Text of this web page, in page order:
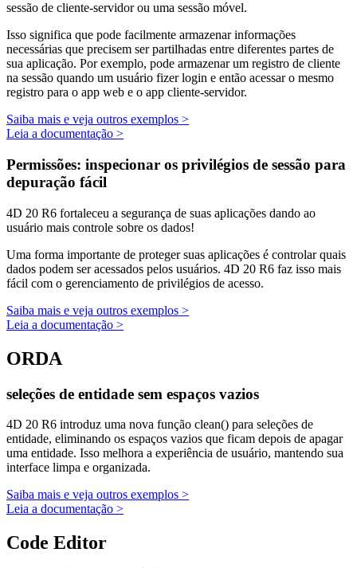
sessão de cliente-servidor ou uma sessão móvel.
Isso significa que pode facilmente armazenar informações
necessárias que precisem ser partilhadas entre diferentes partes de
sua aplicação. Por exemplo, pode armazenar um registro de cliente
na sessão quando um usuário fizer login e então acessar o mesmo
registro para o app web e o app cliente-servidor.
Saiba mais e veja outros exemplos >
Leia a documentação >
Permissões: inspecionar os privilégios de sessão para
depuração fácil
4D 20 R6 fortaleceu a segurança de suas aplicações dando ao
usuário mais controle sobre os dados!
Uma forma importante de proteger suas aplicações é controlar quais
dados podem ser acessados pelos usuários. 4D 20 R6 faz isso mais
fácil com o gerenciamento de privilégios de acesso.
Saiba mais e veja outros exemplos >
Leia a documentação >
ORDA
seleções de entidade sem espaços vazios
4D 20 R6 introduz uma nova função clean() para seleções de
entidade, eliminando os espaços vazios que ficam depois de apagar
uma entidade. Isso melhora a experiência de usuário, mantendo sua
interface limpa e organizada.
Saiba mais e veja outros exemplos >
Leia a documentação >
Code Editor